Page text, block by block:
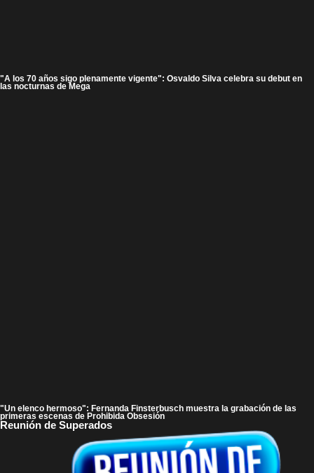
"A los 70 años sigo plenamente vigente": Osvaldo Silva celebra su debut en
las nocturnas de Mega
"Un elenco hermoso": Fernanda Finsterbusch muestra la grabación de las
primeras escenas de Prohibida Obsesión
Reunión de Superados